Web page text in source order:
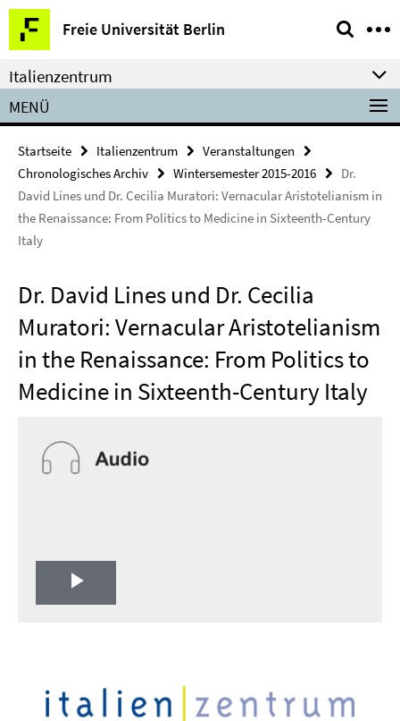
Springe
direkt
zu
Inhalt
Freie Universität Berlin
Service-
Navigation
Italienzentrum
MENÜ
Startseite Italienzentrum
Veranstaltungen
Chronologisches Archiv
Wintersemester 2015-2016
Dr.
David Lines und Dr. Cecilia Muratori: Vernacular Aristotelianism in
the Renaissance: From Politics to Medicine in Sixteenth-Century
Italy
Dr. David Lines und Dr. Cecilia
Muratori: Vernacular Aristotelianism
in the Renaissance: From Politics to
Medicine in Sixteenth-Century Italy
Play